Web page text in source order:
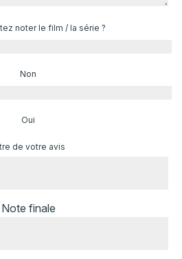
noter le film / la série ?
Non
Oui
de votre avis
Note finale